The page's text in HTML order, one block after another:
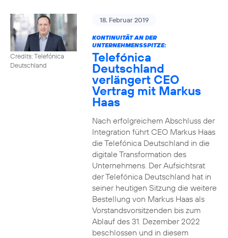
Credits: Telefónica
Deutschland
18. Februar 2019
KONTINUITÄT AN DER
UNTERNEHMENSSPITZE:
Telefónica
Deutschland
verlängert CEO
Vertrag mit Markus
Haas
Nach erfolgreichem Abschluss der
Integration führt CEO Markus Haas
die Telefónica Deutschland in die
digitale Transformation des
Unternehmens. Der Aufsichtsrat
der Telefónica Deutschland hat in
seiner heutigen Sitzung die weitere
Bestellung von Markus Haas als
Vorstandsvorsitzenden bis zum
Ablauf des 31. Dezember 2022
beschlossen und in diesem